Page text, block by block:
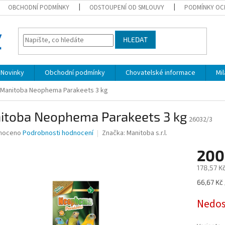
OBCHODNÍ PODMÍNKY ODSTOUPENÍ OD SMLOUVY PODMÍNKY
HLEDAT
Novinky Obchodní podmínky Chovatelské informace
Manitoba Neophema Parakeets 3 kg
Neophema Parakeets 3 kg 26032/3
Podrobnosti hodnocení Značka: Manitoba s.r.l.
178,57
Měrná
66,67